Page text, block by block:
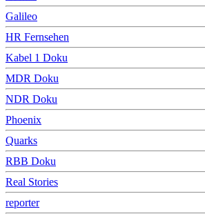
Galileo
HR Fernsehen
Kabel 1 Doku
MDR Doku
NDR Doku
Phoenix
Quarks
RBB Doku
Real Stories
reporter